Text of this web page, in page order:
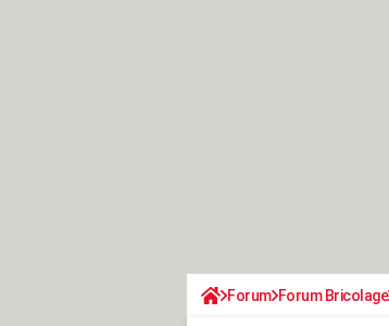
Forum Forum Bricolage